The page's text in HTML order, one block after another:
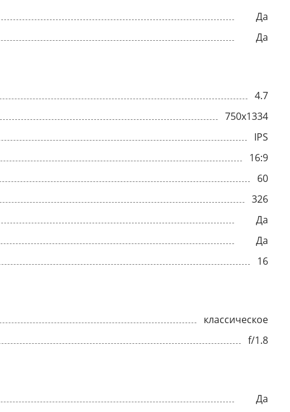
Да
Да
4.7
750x1334
IPS
16:9
60
326
Да
Да
16
классическое
f/1.8
Да